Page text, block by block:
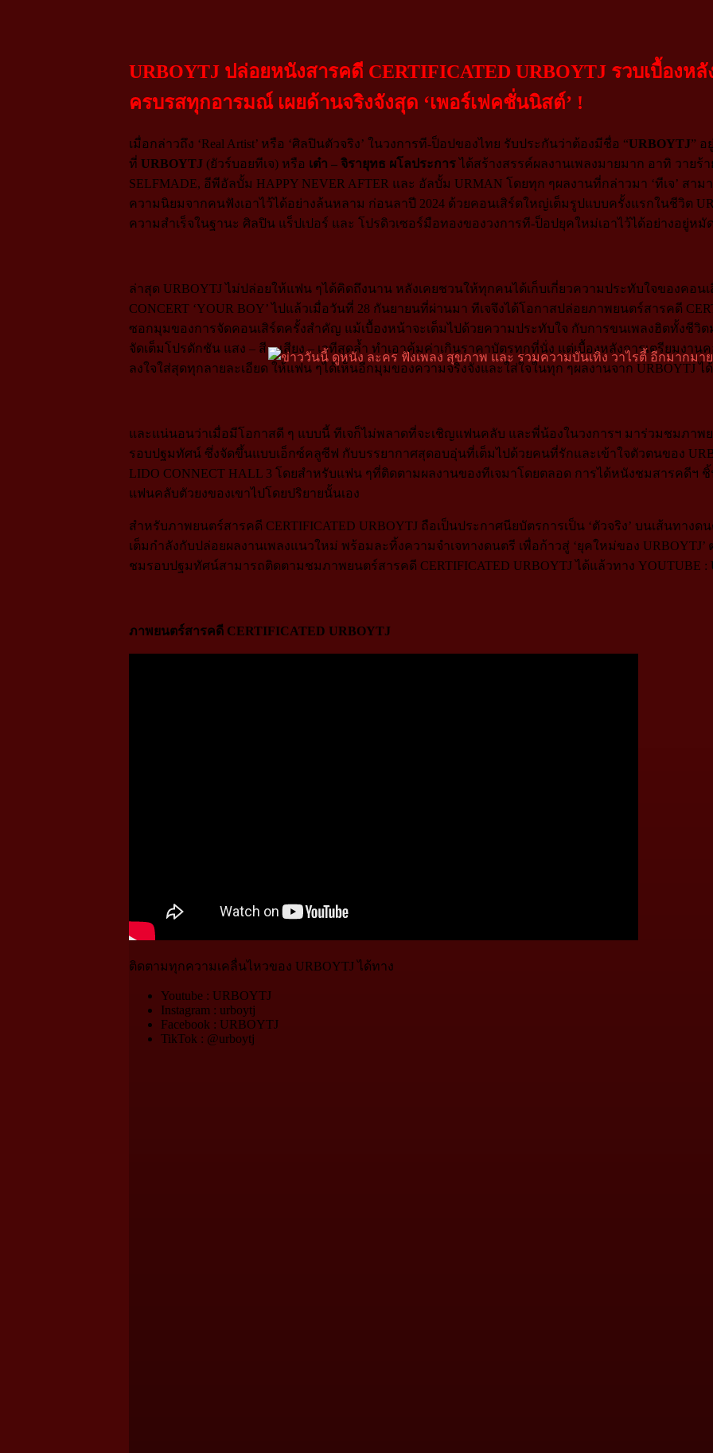
URBOYTJ ปล่อยหนังสารคดี CERTIFICATED URBOYTJ รวบเบื้องห
ครบรสทุกอารมณ์ เผยด้านจริงจังสุด ‘เพอร์เฟคชั่นนิสต์’ !
เมื่อกล่าวถึง ‘Real Artist’ หรือ ‘ศิลปินตัวจริง’ ในวงการที-ป็อปของไทย รับประกันว่าต้องมีชื่อ “URBOYTJ” อ
ที่ URBOYTJ(ยัวร์บอยทีเจ) หรือ เต๋า – จิรายุทธ ผโลประการได้สร้างสรรค์ผลงานเพลงมายมาก อาทิ วายร้
SELFMADE, อีพีอัลบั้ม HAPPY NEVER AFTER และ อัลบั้ม URMAN โดยทุก ๆผลงานที่กล่าวมา ‘ทีเจ’ สา
ความนิยมจากคนฟังเอาไว้ได้อย่างล้นหลาม ก่อนลาปี 2024 ด้วยคอนเสิร์ตใหญ่เต็มรูปแบบครั้งแรกในชีวิต
ความสำเร็จในฐานะ ศิลปิน แร็ปเปอร์ และ โปรดิวเซอร์มือทองของวงการที-ป็อปยุคใหม่เอาไว้ได้อย่างอยู่หมัด
ล่าสุด URBOYTJ ไม่ปล่อยให้แฟน ๆได้คิดถึงนาน หลังเคยชวนให้ทุกคนได้เก็บเกี่ยวความประทับใจของคอน
CONCERT ‘YOUR BOY’ ไปแล้วเมื่อวันที่ 28 กันยายนที่ผ่านมา ทีเจจึงได้โอกาสปล่อยภาพยนตร์สารคดี
ซอกมุมของการจัดคอนเสิร์ตครั้งสำคัญ แม้เบื้องหน้าจะเต็มไปด้วยความประทับใจ กับการขนเพลงฮิตทั้งชีวิต
จัดเต็มโปรดักชัน แสง – สี – เสียง – เวทีสุดล้ำ ทำเอาคุ้มค่าเกินราคาบัตรทุกที่นั่ง แต่เบื้องหลังการเตรียมงา
ลงใจใส่สุดทุกลายละเอียด ให้แฟน ๆได้เห็นอีกมุมของความจริงจังและใส่ใจในทุก ๆผลงานจาก URBOYTJ ไ
และแน่นอนว่าเมื่อมีโอกาสดี ๆ แบบนี้ ทีเจก็ไม่พลาดที่จะเชิญแฟนคลับ และพี่น้องในวงการฯ มาร่วมชมภาพย
รอบปฐมทัศน์ ซึ่งจัดขึ้นแบบเอ็กซ์คลูซีฟ กับบรรยากาศสุดอบอุ่นที่เต็มไปด้วยคนที่รักและเข้าใจตัวตนของ
LIDO CONNECT HALL 3 โดยสำหรับแฟน ๆที่ติดตามผลงานของทีเจมาโดยตลอด การได้หนังชมสารคดีฯ
แฟนคลับตัวยงของเขาไปโดยปริยายนั้นเอง
สำหรับภาพยนตร์สารคดี CERTIFICATED URBOYTJ ถือเป็นประกาศนียบัตรการเป็น ‘ตัวจริง’ บนเส้นทาง
เต็มกำลังกับปล่อยผลงานเพลงแนวใหม่ พร้อมละทิ้งความจำเจทางดนตรี เพื่อก้าวสู่ ‘ยุคใหม่ของ
ชมรอบปฐมทัศน์สามารถติดตามชมภาพยนตร์สารคดี CERTIFICATED URBOYTJ ได้แล้วทาง YOUTUBE :
ภาพยนตร์สารคดี CERTIFICATED URBOYTJ
ติดตามทุกความเคลื่นไหวของ URBOYTJ ได้ทาง
Youtube : URBOYTJ
Instagram : urboytj
Facebook : URBOYTJ
TikTok : @urboytj